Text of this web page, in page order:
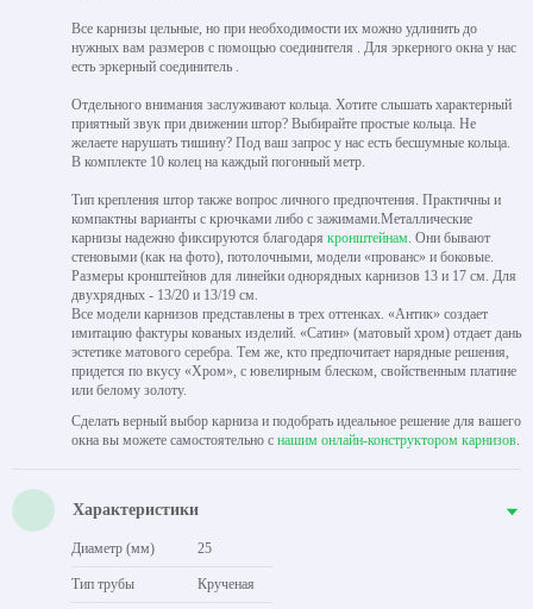
Все карнизы цельные, но при необходимости их можно удлинить до
нужных вам размеров с помощью соединителя . Для эркерного окна у нас
есть эркерный соединитель .
Отдельного внимания заслуживают кольца. Хотите слышать характерный
приятный звук при движении штор? Выбирайте простые кольца. Не
желаете нарушать тишину? Под ваш запрос у нас есть бесшумные кольца.
В комплекте 10 колец на каждый погонный метр.
Тип крепления штор также вопрос личного предпочтения. Практичны и
компактны варианты с крючками либо с зажимами.Металлические
карнизы надежно фиксируются благодаря кронштейнам. Они бывают
стеновыми (как на фото), потолочными, модели «прованс» и боковые.
Размеры кронштейнов для линейки однорядных карнизов 13 и 17 см. Для
двухрядных - 13/20 и 13/19 см.
Все модели карнизов представлены в трех оттенках. «Антик» создает
имитацию фактуры кованых изделий. «Сатин» (матовый хром) отдает дань
эстетике матового серебра. Тем же, кто предпочитает нарядные решения,
придется по вкусу «Хром», с ювелирным блеском, свойственным платине
или белому золоту.
Сделать верный выбор карниза и подобрать идеальное решение для вашего
окна вы можете самостоятельно с нашим онлайн-конструктором карнизов.
Характеристики
Диаметр (мм) 25
Тип трубы Крученая